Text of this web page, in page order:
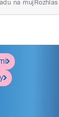
na mujRozhlas